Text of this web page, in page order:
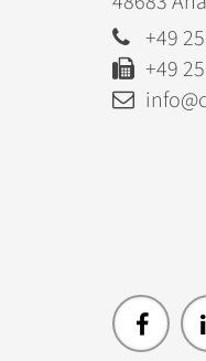
+49
+49